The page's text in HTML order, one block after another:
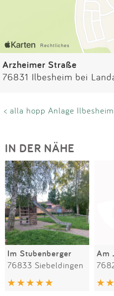
Arzheimer Straße
76831 Ilbesheim bei
< alla hopp Anlage Ilbesheim
IN DER NÄHE
Im Stubenberger
76833 Siebeldingen
Am